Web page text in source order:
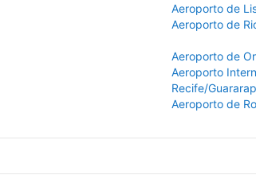
Aeroporto de
Aeroporto de
Aeroporto de
Aeroporto
Recife/
Aeroporto de